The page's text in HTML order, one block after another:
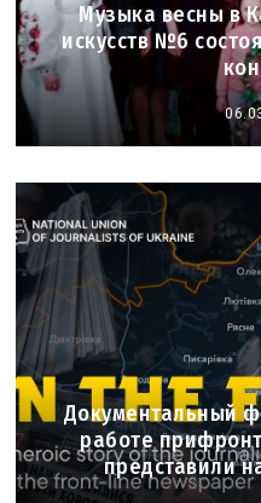
Музыка весны в
искусств №6
Документальный
работе
представили